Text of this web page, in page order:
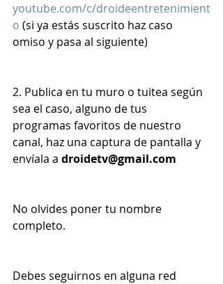
youtube.com/c/droideentretenimient
o (si ya estás suscrito haz caso
omiso y pasa al siguiente)
2. Publica en tu muro o tuitea según
sea el caso, alguno de tus
programas favoritos de nuestro
canal, haz una captura de pantalla y
envíala a droidetv@gmail.com
No olvides poner tu nombre
completo.
Debes seguirnos en alguna red